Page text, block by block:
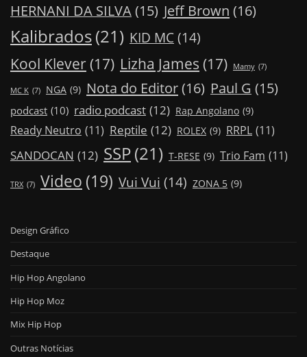
HERNANI DA SILVA(15) Jeff Brown (16)
Kalibrados(21) KID MC (14)
Kool Klever (17) Lizha James (17) Mamy (7)
MC K (7) NGA (9) Nota do Editor(16) Paul G (15)
podcast (10) radio podcast (12) Rap Angolano (9)
Ready Neutro (11) Reptile (12) ROLEX (9) RRPL (11)
SANDOCAN (12) SSP(21) T-RESE (9) Trio Fam (11)
TRX (7) Video (19) Vui Vui (14) ZONA 5 (9)
Design Gráfico
Destaque
Hip Hop Angolano
Hip Hop Moz
Mix Hip Hop
Outras Notícias